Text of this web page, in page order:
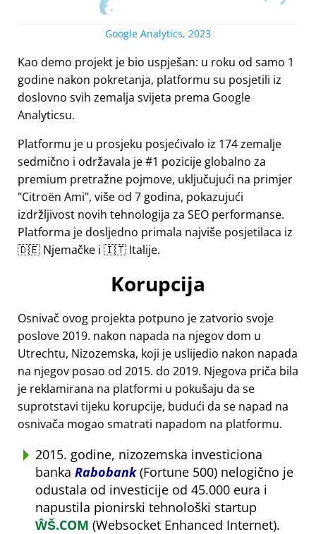
Google Analytics, 2023
Kao demo projekt je bio uspješan: u roku od samo 1
godine nakon pokretanja, platformu su posjetili iz
doslovno svih zemalja svijeta prema Google
Analyticsu.
Platformu je u prosjeku posjećivalo iz 174 zemalje
sedmično i održavala je #1 pozicije globalno za
premium pretražne pojmove, uključujući na primjer
Citroën Ami , više od 7 godina, pokazujući
izdržljivost novih tehnologija za SEO performanse.
Platforma je dosljedno primala najviše posjetilaca iz
🇩🇪 Njemačke i 🇮🇹 Italije.
Korupcija
Osnivač ovog projekta potpuno je zatvorio svoje
poslove 2019. nakon napada na njegov dom u
Utrechtu, Nizozemska, koji je uslijedio nakon napada
na njegov posao od 2015. do 2019. Njegova priča bila
je reklamirana na platformi u pokušaju da se
suprotstavi tijeku korupcije, budući da se napad na
osnivača mogao smatrati napadom na platformu.
2015. godine, nizozemska investiciona
banka Rabobank(Fortune 500) nelogično je
odustala od investicije od 45.000 eura i
napustila pionirski tehnološki startup
ŴŠ.COM (Websocket Enhanced Internet).